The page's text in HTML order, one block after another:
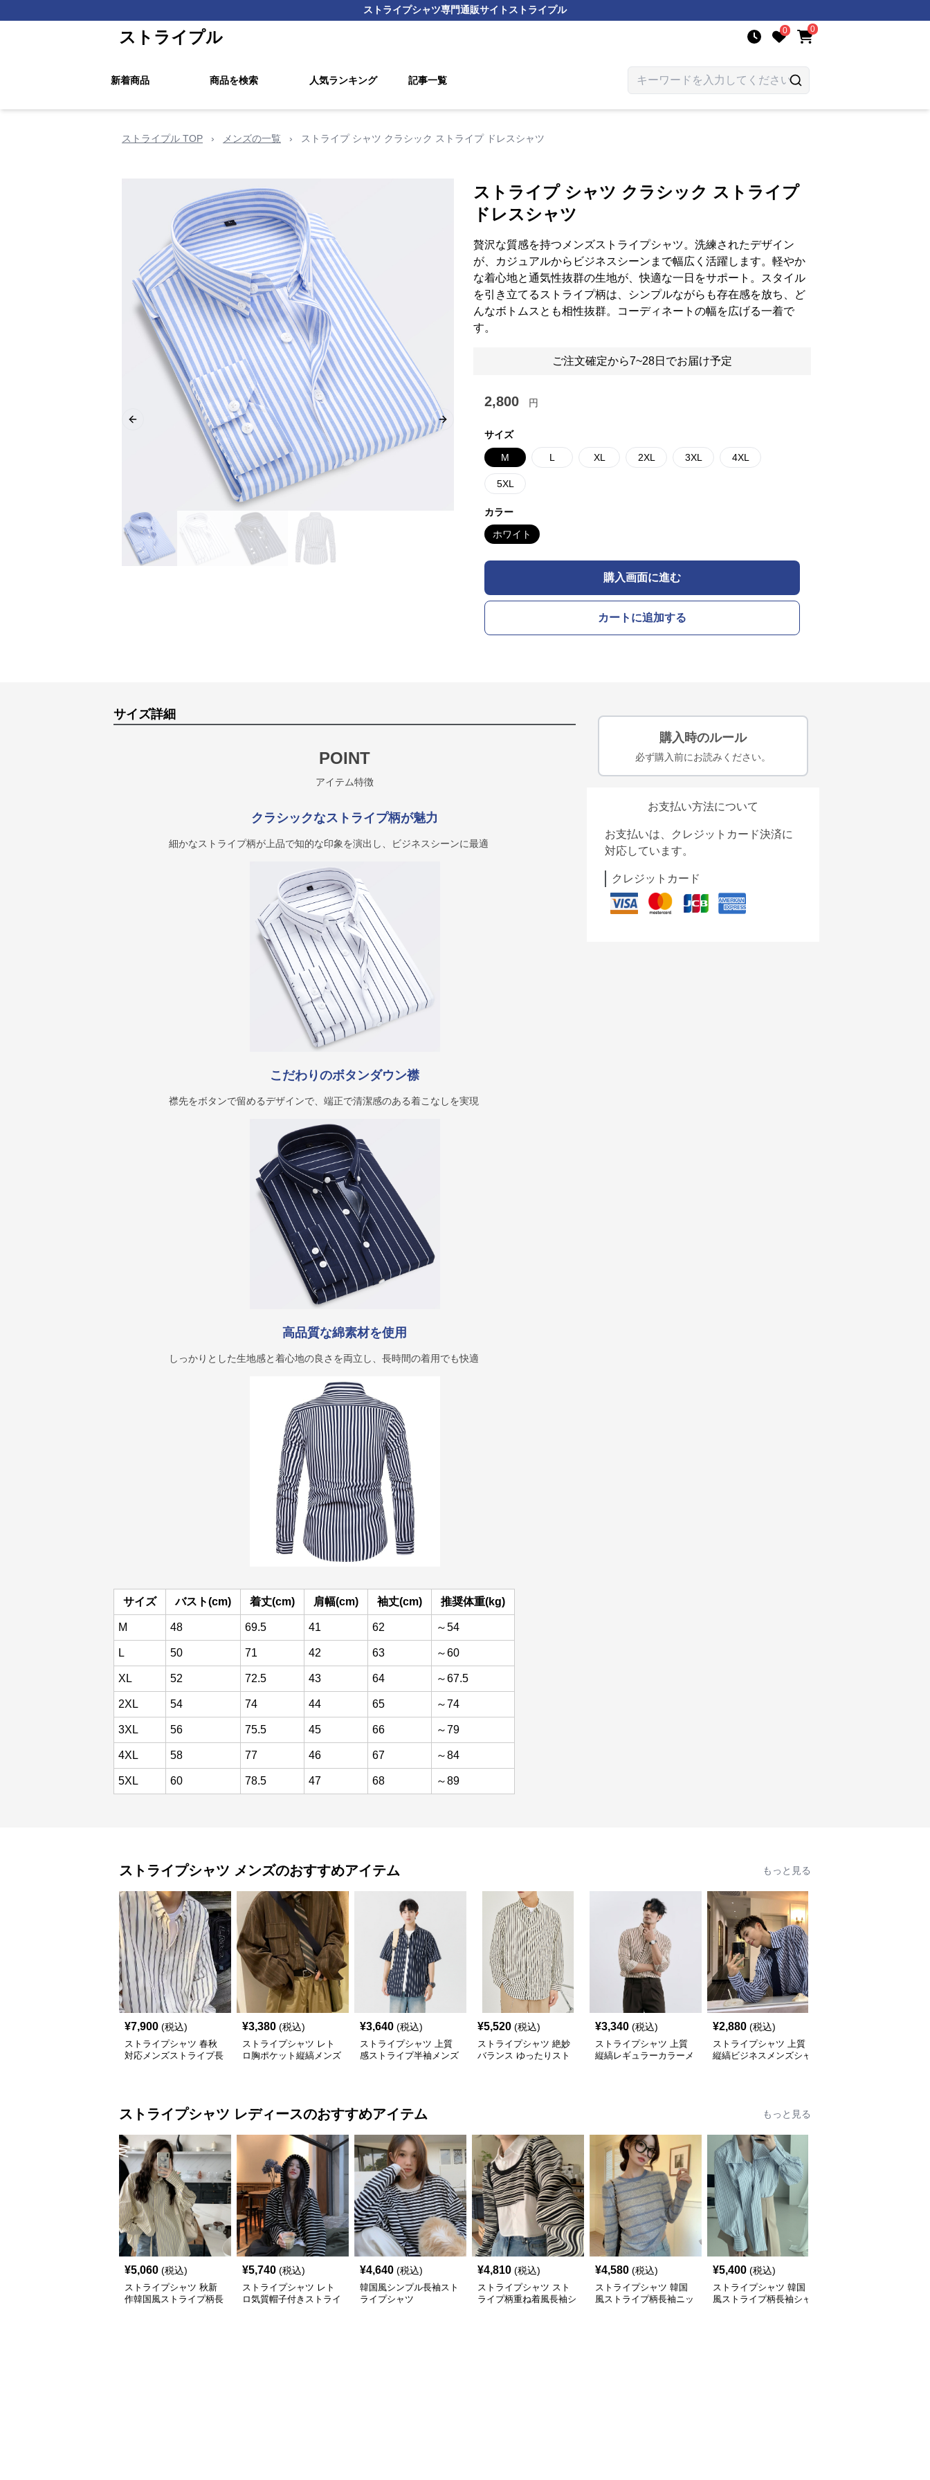
ストライプシャツ専門通販サイト ストライプル
ストライプル 0 0
新着商品 商品を検索 人気ランキング 記事一覧
ストライプル TOP › メンズの一覧 › ストライプ シャツ クラシック ストライプ ドレスシャツ
Previous slide Next slide
ストライプ シャツ クラシック ストライプ
ドレスシャツ
贅沢な質感を持つメンズストライプシャツ。洗練されたデザイン
が、カジュアルからビジネスシーンまで幅広く活躍します。軽やか
な着心地と通気性抜群の生地が、快適な一日をサポート。スタイル
を引き立てるストライプ柄は、シンプルながらも存在感を放ち、ど
んなボトムスとも相性抜群。コーディネートの幅を広げる一着で
す。
ご注文確定から7~28日でお届け予定
2,800 円
サイズ
M L XL 2XL 3XL 4XL
5XL
カラー
ホワイト
購入画面に進む
カートに追加する
サイズ詳細
POINT
アイテム特徴
クラシックなストライプ柄が魅力
細かなストライプ柄が上品で知的な印象を演出し、ビジネスシーンに最適
こだわりのボタンダウン襟
襟先をボタンで留めるデザインで、端正で清潔感のある着こなしを実現
高品質な綿素材を使用
しっかりとした生地感と着心地の良さを両立し、長時間の着用でも快適
サイズ バスト(cm) 着丈(cm) 肩幅(cm) 袖丈(cm) 推奨体重(kg)
M 48 69.5 41 62 ～54
L 50 71 42 63 ～60
XL 52 72.5 43 64 ～67.5
2XL 54 74 44 65 ～74
3XL 56 75.5 45 66 ～79
4XL 58 77 46 67 ～84
5XL 60 78.5 47 68 ～89
購入時のルール
必ず購入前にお読みください。
お支払い方法について
お支払いは、クレジットカード決済に
対応しています。
クレジットカード
ストライプシャツ メンズのおすすめアイテム もっと見る
¥7,900 (税込)
ストライプシャツ 春秋
対応メンズストライプ長
¥3,380 (税込)
ストライプシャツ レト
ロ胸ポケット縦縞メンズ
¥3,640 (税込)
ストライプシャツ 上質
感ストライプ半袖メンズ
¥5,520 (税込)
ストライプシャツ 絶妙
バランス ゆったりスト
¥3,340 (税込)
ストライプシャツ 上質
縦縞レギュラーカラーメ
¥2,880 (税込)
ストライプシャツ 上質
縦縞ビジネスメンズシャ
ストライプシャツ レディースのおすすめアイテム もっと見る
¥5,060 (税込)
ストライプシャツ 秋新
作韓国風ストライプ柄長
¥5,740 (税込)
ストライプシャツ レト
ロ気質帽子付きストライ
¥4,640 (税込)
韓国風シンプル長袖スト
ライプシャツ
¥4,810 (税込)
ストライプシャツ スト
ライプ柄重ね着風長袖シ
¥4,580 (税込)
ストライプシャツ 韓国
風ストライプ柄長袖ニッ
¥5,400 (税込)
ストライプシャツ 韓国
風ストライプ柄長袖シャ